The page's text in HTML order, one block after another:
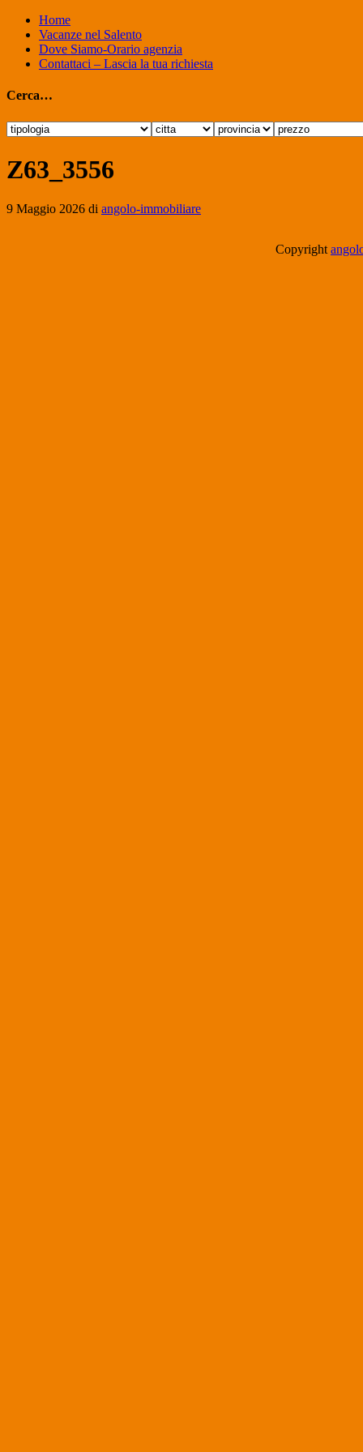
Home
Vacanze nel Salento
Dove Siamo-Orario agenzia
Contattaci – Lascia la tua richiesta
Cerca…
Z63_3556
9 Maggio 2026 di angolo-immobiliare
Copyright